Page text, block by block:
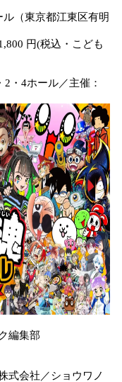
（東京都江東区有明
円(税込・こども
・4ホール／主催：
編集部
式会社／ショウワノ